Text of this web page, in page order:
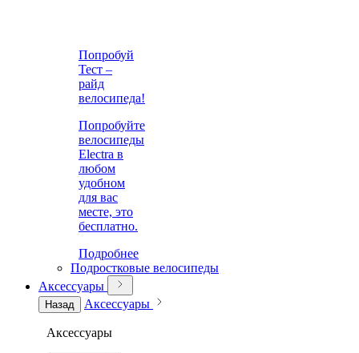
Попробуй
Тест –
райд
велосипеда!
Попробуйте
велосипеды
Electra в
любом
удобном
для вас
месте, это
бесплатно.
Подробнее
Подростковые велосипеды
Аксессуары
Назад Аксессуары
Аксессуары